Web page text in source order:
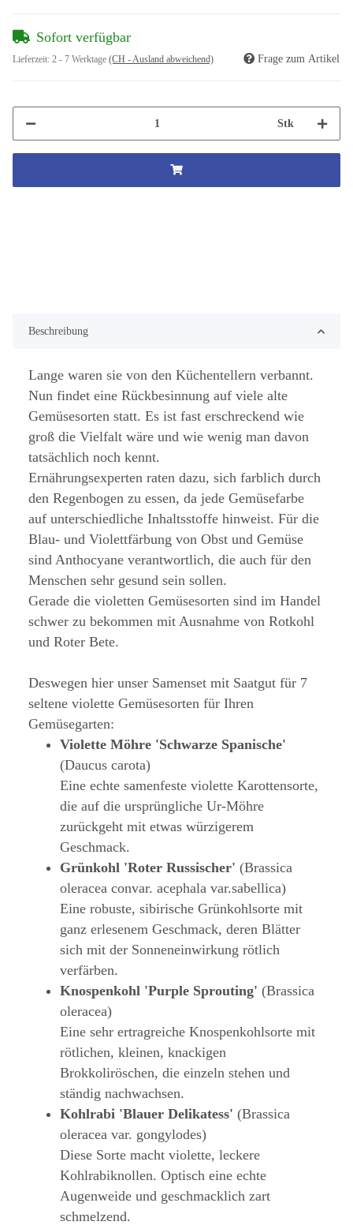
Sofort verfügbar
Lieferzeit: 2 - 7 Werktage (CH - Ausland abweichend) Frage zum Artikel
Stk
Beschreibung
Lange waren sie von den Küchentellern verbannt.
Nun findet eine Rückbesinnung auf viele alte
Gemüsesorten statt. Es ist fast erschreckend wie
groß die Vielfalt wäre und wie wenig man davon
tatsächlich noch kennt.
Ernährungsexperten raten dazu, sich farblich durch
den Regenbogen zu essen, da jede Gemüsefarbe
auf unterschiedliche Inhaltsstoffe hinweist. Für die
Blau- und Violettfärbung von Obst und Gemüse
sind Anthocyane verantwortlich, die auch für den
Menschen sehr gesund sein sollen.
Gerade die violetten Gemüsesorten sind im Handel
schwer zu bekommen mit Ausnahme von Rotkohl
und Roter Bete.
Deswegen hier unser Samenset mit Saatgut für 7
seltene violette Gemüsesorten für Ihren
Gemüsegarten:
Violette Möhre 'Schwarze Spanische'
(Daucus carota)
Eine echte samenfeste violette Karottensorte,
die auf die ursprüngliche Ur-Möhre
zurückgeht mit etwas würzigerem
Geschmack.
Grünkohl 'Roter Russischer' (Brassica
oleracea convar. acephala var.sabellica)
Eine robuste, sibirische Grünkohlsorte mit
ganz erlesenem Geschmack, deren Blätter
sich mit der Sonneneinwirkung rötlich
verfärben.
Knospenkohl 'Purple Sprouting' (Brassica
oleracea)
Eine sehr ertragreiche Knospenkohlsorte mit
rötlichen, kleinen, knackigen
Brokkoliröschen, die einzeln stehen und
ständig nachwachsen.
Kohlrabi 'Blauer Delikatess' (Brassica
oleracea var. gongylodes)
Diese Sorte macht violette, leckere
Kohlrabiknollen. Optisch eine echte
Augenweide und geschmacklich zart
schmelzend.